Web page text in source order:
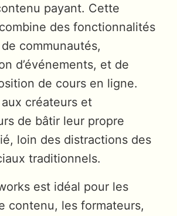
payant. Cette
des fonctionnalités
communautés,
d’événements, et de
de cours en ligne.
créateurs et
de bâtir leur propre
loin des distractions des
traditionnels.
est idéal pour les
contenu, les formateurs,